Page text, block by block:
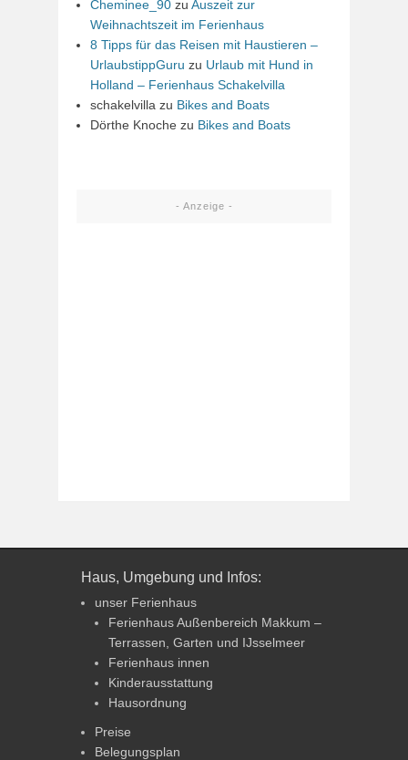
Cheminee_90 zu Auszeit zur
Weihnachtszeit im Ferienhaus
8 Tipps für das Reisen mit Haustieren –
UrlaubstippGuru zu Urlaub mit Hund in
Holland – Ferienhaus Schakelvilla
schakelvilla zu Bikes and Boats
Dörthe Knoche zu Bikes and Boats
- Anzeige -
Haus, Umgebung und Infos:
unser Ferienhaus
Ferienhaus Außenbereich Makkum –
Terrassen, Garten und IJsselmeer
Ferienhaus innen
Kinderausstattung
Hausordnung
Preise
Belegungsplan